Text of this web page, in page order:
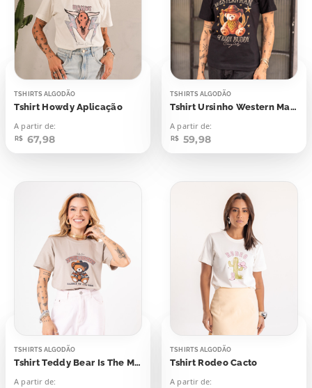
TSHIRTS ALGODÃO
Tshirt Howdy Aplicação
A partir de:
R$ 67,98
TSHIRTS ALGODÃO
Tshirt Ursinho Western Man Teddy Buddy
A partir de:
R$ 59,98
TSHIRTS ALGODÃO
Tshirt Teddy Bear Is The Moment Ursinho
A partir de:
TSHIRTS ALGODÃO
Tshirt Rodeo Cacto
A partir de: